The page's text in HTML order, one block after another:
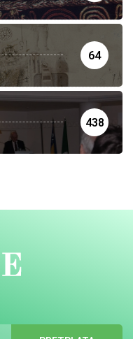
64
438